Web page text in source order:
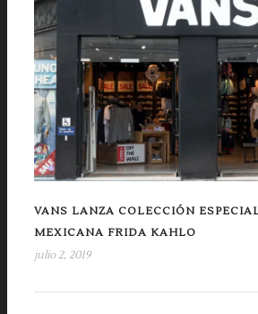
VANS LANZA COLECCIÓN
MEXICANA FRIDA KAHLO
julio 2, 2019